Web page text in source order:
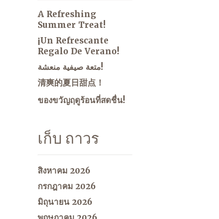
A Refreshing
Summer Treat!
¡Un Refrescante
Regalo De Verano!
متعة صيفية منعشة!
清爽的夏日甜点！
ของขวัญฤดูร้อนที่สดชื่น!
เก็บ ถาวร
สิงหาคม 2026
กรกฎาคม 2026
มิถุนายน 2026